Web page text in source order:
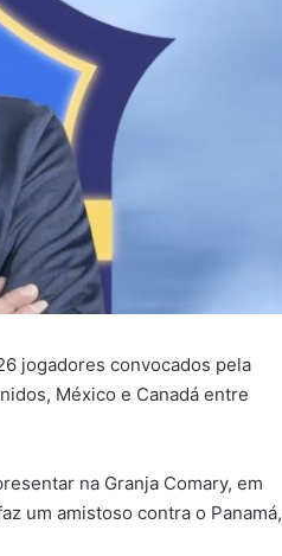
jogadores convocados pela
México e Canadá entre
na Granja Comary, em
um amistoso contra o Panamá,